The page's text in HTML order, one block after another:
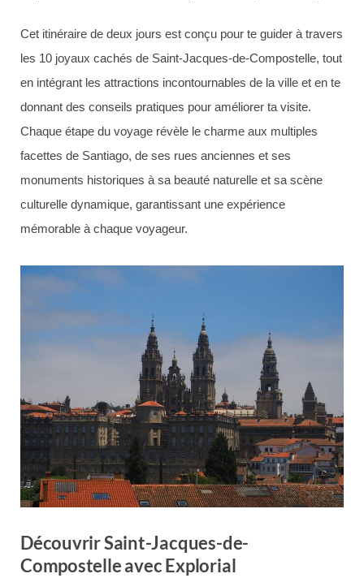
Cet itinéraire de deux jours est conçu pour te guider à travers
les 10 joyaux cachés de Saint-Jacques-de-Compostelle, tout
en intégrant les attractions incontournables de la ville et en te
donnant des conseils pratiques pour améliorer ta visite.
Chaque étape du voyage révèle le charme aux multiples
facettes de Santiago, de ses rues anciennes et ses
monuments historiques à sa beauté naturelle et sa scène
culturelle dynamique, garantissant une expérience
mémorable à chaque voyageur.
Découvrir Saint-Jacques-de-
Compostelle avec Explorial